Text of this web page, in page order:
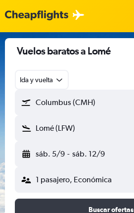
Vuelos baratos a Lomé
Ida y vuelta
Columbus (CMH)
Lomé (LFW)
sáb. 5/9 - sáb. 12/9
1 pasajero, Económica
Buscar ofertas